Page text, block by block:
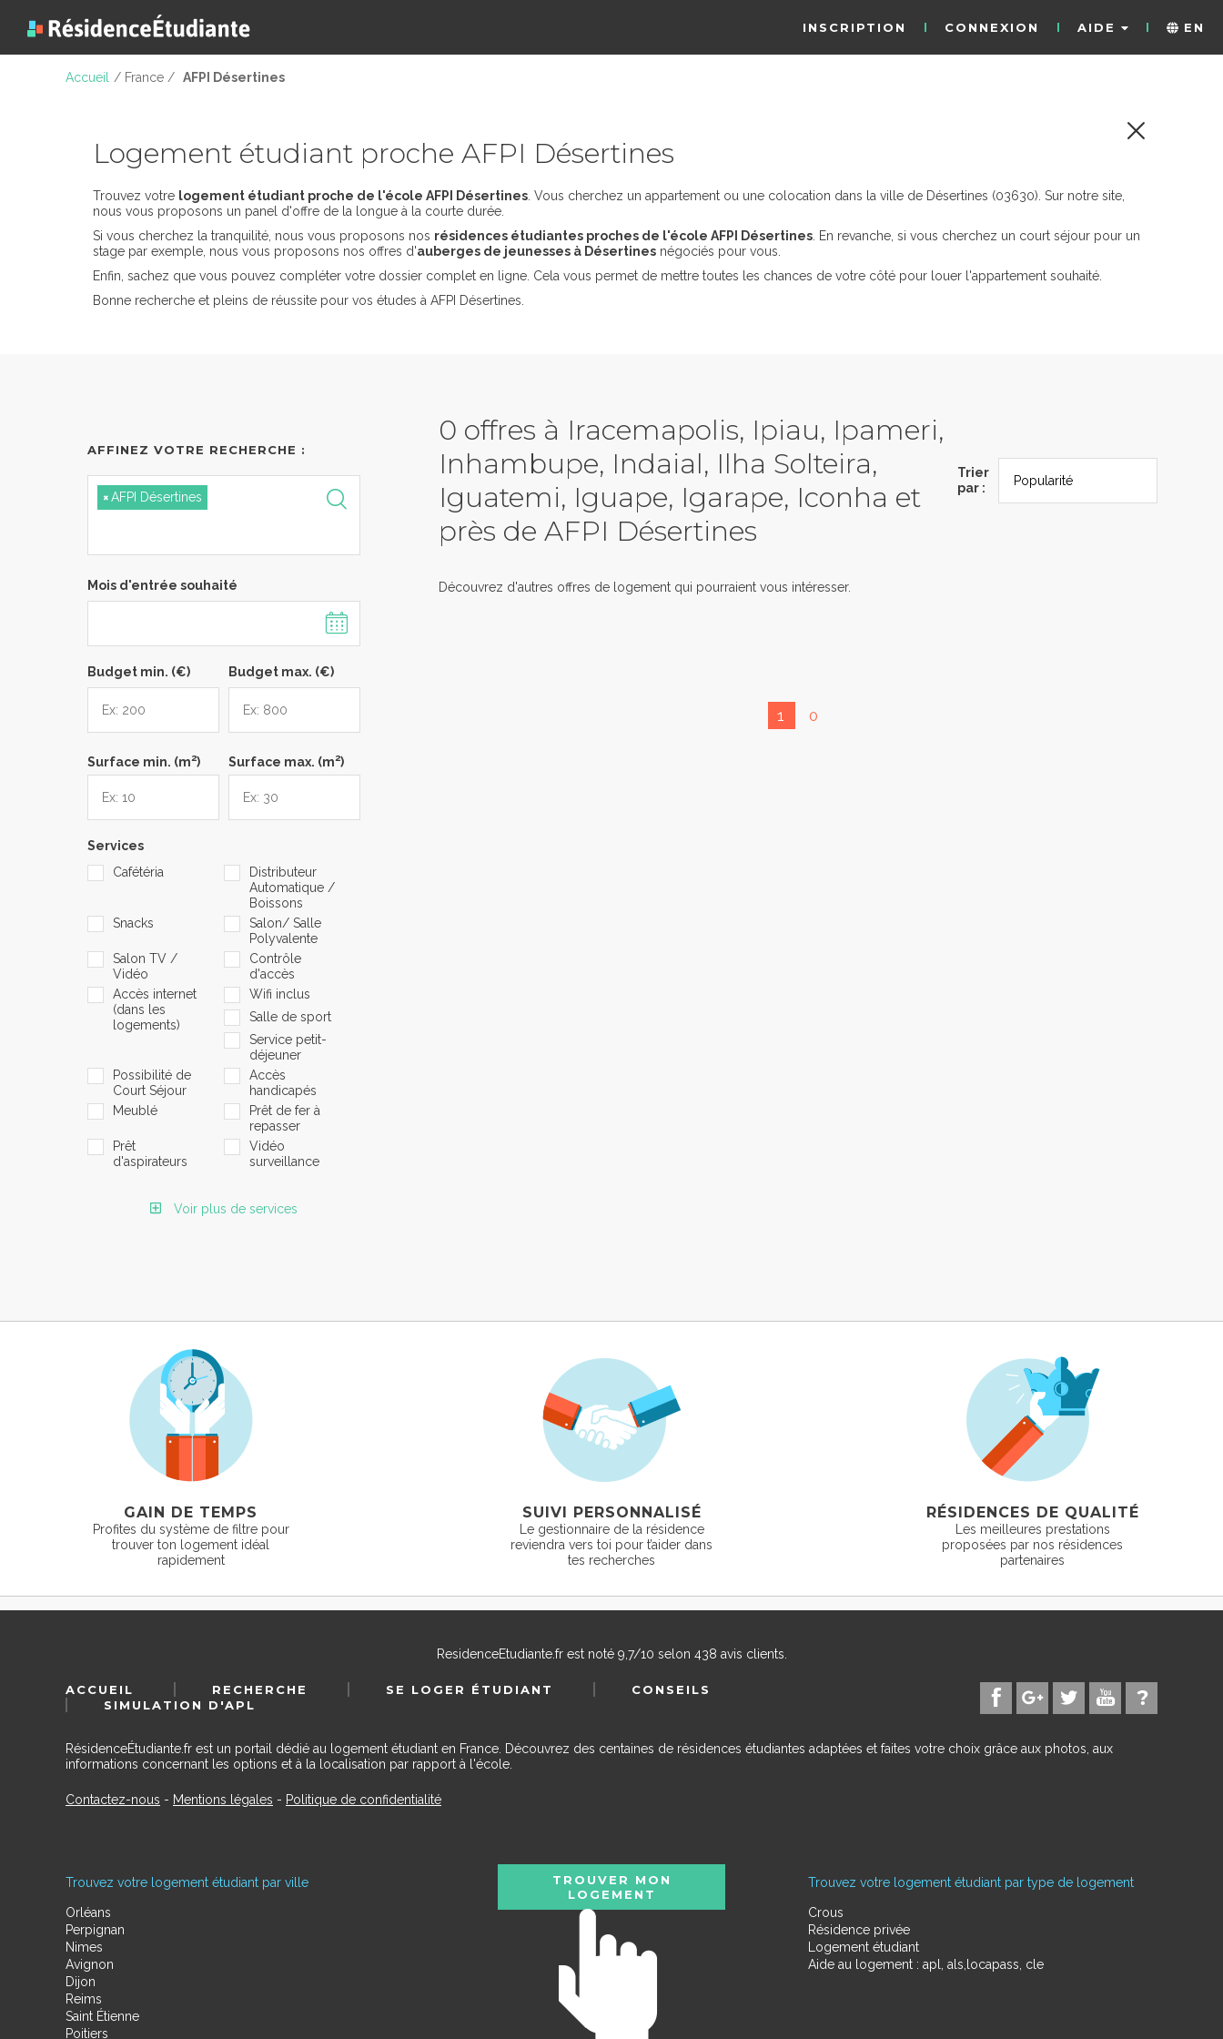
INSCRIPTION CONNEXION AIDE EN
Accueil / France / AFPI Désertines
Logement étudiant proche AFPI Désertines
Trouvez votre logement étudiant proche de l'école AFPI Désertines . Vous cherchez un appartement ou une colocation dans la ville de Désertines (03630). Sur notre site,
nous vous proposons un panel d'offre de la longue à la courte durée.
Si vous cherchez la tranquilité, nous vous proposons nos résidences étudiantes proches de l'école AFPI Désertines . En revanche, si vous cherchez un court séjour pour un
stage par exemple, nous vous proposons nos offres d'auberges de jeunesses à Désertines négociés pour vous.
Enfin, sachez que vous pouvez compléter votre dossier complet en ligne. Cela vous permet de mettre toutes les chances de votre côté pour louer l'appartement souhaité.
Bonne recherche et pleins de réussite pour vos études à AFPI Désertines.
0 offres à Iracemapolis, Ipiau, Ipameri,
Inhambupe, Indaial, Ilha Solteira,
Iguatemi, Iguape, Igarape, Iconha et
près de AFPI Désertines
Trier
par :
Découvrez d'autres offres de logement qui pourraient vous intéresser.
1 0
AFFINEZ VOTRE RECHERCHE :
×AFPI Désertines
Mois d'entrée souhaité
Budget min. (€) Budget max. (€)
Surface min. (m2) Surface max. (m2)
Services
Cafétéria
Distributeur
Automatique /
Boissons
Snacks
Salon/ Salle
Polyvalente
Salon TV /
Vidéo
Contrôle
d'accès
Accès internet
(dans les
logements)
Wifi inclus
Salle de sport
Service petit-
déjeuner
Possibilité de
Court Séjour
Accès
handicapés
Meublé
Prêt de fer à
repasser
Prêt
d'aspirateurs
Vidéo
surveillance
Voir plus de services
GAIN DE TEMPS
Profites du système de filtre pour
trouver ton logement idéal
rapidement
SUIVI PERSONNALISÉ
Le gestionnaire de la résidence
reviendra vers toi pour t’aider dans
tes recherches
RÉSIDENCES DE QUALITÉ
Les meilleures prestations
proposées par nos résidences
partenaires
ResidenceEtudiante.frest noté 9,7/10 selon 438 avis clients.
ACCUEIL RECHERCHE SE LOGER ÉTUDIANT
CONSEILS
SIMULATION D'APL
RésidenceÉtudiante.fr est un portail dédié au logement étudiant en France. Découvrez des centaines de résidences étudiantes adaptées et faites votre choix grâce aux photos, aux
informations concernant les options et à la localisation par rapport à l'école.
Contactez-nous - Mentions légales - Politique de confidentialité
Trouvez votre logement étudiant par ville
Orléans
Perpignan
Nimes
Avignon
Dijon
Reims
Saint Étienne
Poitiers
Trouvez votre logement étudiant par type de logement
Crous
Résidence privée
Logement étudiant
Aide au logement : apl, als,locapass, cle
TROUVER MON
LOGEMENT